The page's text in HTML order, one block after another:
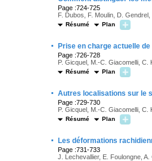
Page :724-725
F. Dubos, F. Moulin, D.
Résumé Plan
· Prise en charge actuelle
Page :726-728
P. Gicquel, M.-C. Giacomelli, C.
Résumé Plan
· Autres localisations sur le
Page :729-730
P. Gicquel, M.-C. Giacomelli, C.
Résumé Plan
· Les déformations
Page :731-733
J. Lechevallier, E. Foulongne,